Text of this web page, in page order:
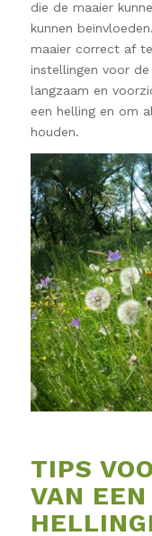
die de maaier
kunnen
maaier correct af
instellingen voor
langzaam en
een helling en om
houden.
TIPS
VAN EEN